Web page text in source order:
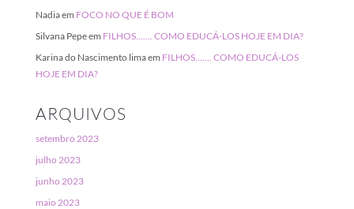
Nadiaem FOCO NO QUE É BOM
Silvana Pepeem FILHOS……. COMO EDUCÁ-LOS HOJE EM DIA?
Karina do Nascimento limaem FILHOS……. COMO EDUCÁ-LOS
HOJE EM DIA?
ARQUIVOS
setembro 2023
julho 2023
junho 2023
maio 2023